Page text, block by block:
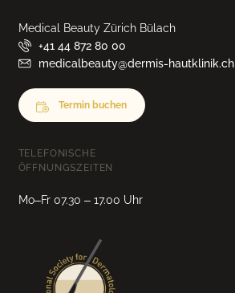
Medical Beauty Zürich Bülach
+41 44 872 80 00
medicalbeauty@dermis-hautklinik.ch
Termin buchen
TELEFONISCHE
ÖFFNUNGSZEITEN
Mo–Fr 07.30 – 17.00 Uhr